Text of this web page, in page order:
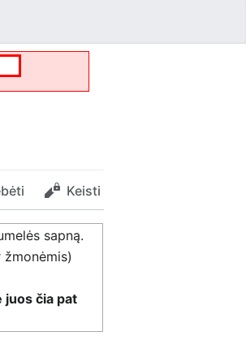
Keisti
sapną.
čia pat